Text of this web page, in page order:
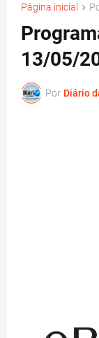
Página inicial
13/05/
Por Diário